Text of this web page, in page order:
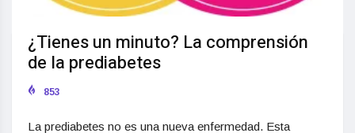
¿Tienes un minuto? La comprensión
de la prediabetes
853
La prediabetes no es una nueva enfermedad. Esta